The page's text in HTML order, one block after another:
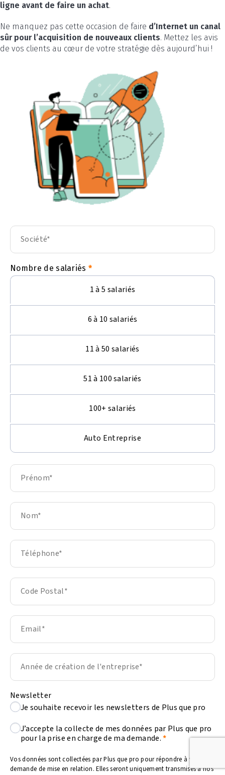
ligne avant de faire un achat.
Ne manquez pas cette occasion de faire d’Internet un canal
sûr pour l’acquisition de nouveaux clients. Mettez les avis
de vos clients au cœur de votre stratégie dès aujourd’hui !
Nombre de salariés
1 à 5 salariés
6 à 10 salariés
11 à 50 salariés
51 à 100 salariés
100+ salariés
Auto Entreprise
Newsletter
Je souhaite recevoir les newsletters de Plus que pro
J’accepte la collecte de mes données par Plus que pro
pour la prise en charge de ma demande.
Vos données sont collectées par Plus que pro pour répondre à votre
demande de mise en relation. Elles seront uniquement transmises à nos